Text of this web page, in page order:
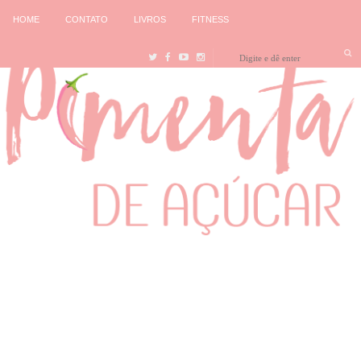
HOME CONTATO LIVROS FITNESS